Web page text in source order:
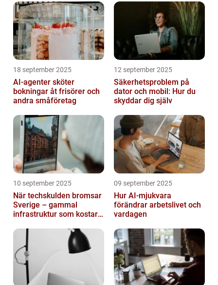
18 september 2025
AI-agenter sköter
bokningar åt frisörer och
andra småföretag
12 september 2025
Säkerhetsproblem på
dator och mobil: Hur du
skyddar dig själv
10 september 2025
När techskulden bromsar
Sverige – gammal
infrastruktur som kostar
09 september 2025
Hur AI-mjukvara
förändrar arbetslivet och
vardagen